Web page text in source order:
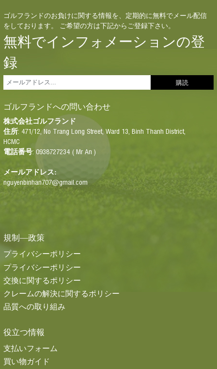
ゴルフランドのお負けに関する情報を、定期的に無料でメール配信
をしております。 ご希望の方は下記からご登録下さい。
無料でインフォメーションの登
録
ゴルフランドへの問い合わせ
株式会社ゴルフランド
住所: 471/12, No Trang Long Street, Ward 13, Binh Thanh District,
HCMC
電話番号: 0938727234 ( Mr An )
メールアドレス:
nguyenbinhan707@gmail.com
規制―政策
プライバシーポリシー
プライバシーポリシー
交換に関するポリシー
クレームの解決に関するポリシー
品質への取り組み
役立つ情報
支払いフォーム
買い物ガイド